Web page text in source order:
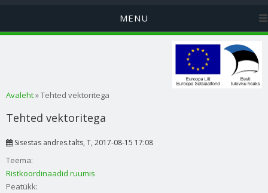
MENU
Sa oled siin
Avaleht» Tehted vektoritega
Tehted vektoritega
Sisestas andres.talts, T, 2017-08-15 17:08
Teema:
Ristkoordinaadid ruumis
Peatükk: